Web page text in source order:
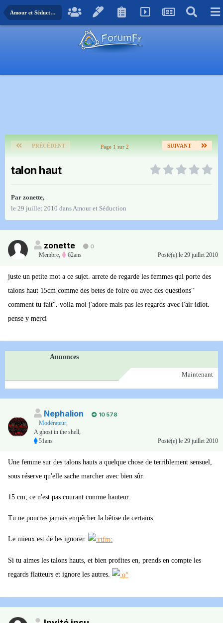
Amour et Séduction
PRÉCÉDENT SUIVANT
Page 1 sur 2
talon haut
Par zonette,
le 29 juillet 2010 dansAmour et Séduction
zonette
0
Membre, 62ans Posté(e) le 29 juillet 2010
juste un petite mot a ce sujet. arrete de regarde les femmes qui porte des
talons haut 15cm comme des betes de foire ou avec des questions"
comment tu fait". voila moi j'adore mais pas les regards avec l'air idiot.
pense y merci
Annonces
Maintenant
Nephalion
10 578
Modérateur,
A ghost in the shell,
51ans
Posté(e) le 29 juillet 2010
Une femme sur des talons hauts a quelque chose de terriblement sensuel,
sous réserve qu'elle sache marcher avec bien sûr.
15 cm, ce n'est pas courant comme hauteur.
Tu ne pourras jamais empêcher la bêtise de certains.
Le mieux est de les ignorer.
Si tu aimes les talons hauts, et bien profites en, prends en compte les
regards flatteurs et ignore les autres.